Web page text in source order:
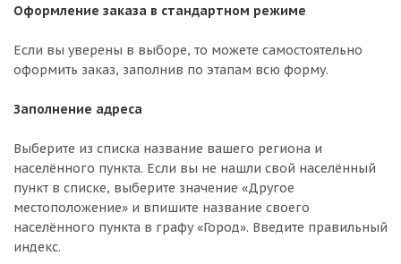
Оформление заказа в стандартном режиме
Если вы уверены в выборе, то можете самостоятельно
оформить заказ, заполнив по этапам всю форму.
Заполнение адреса
Выберите из списка название вашего региона и
населённого пункта. Если вы не нашли свой населённый
пункт в списке, выберите значение «Другое
местоположение» и впишите название своего
населённого пункта в графу «Город». Введите правильный
индекс.